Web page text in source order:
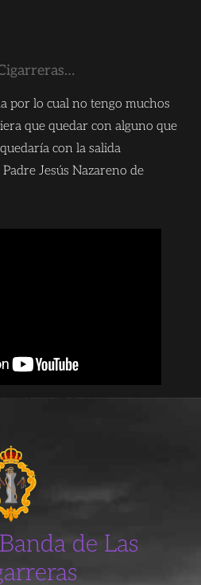
por lo cual no tengo muchos
que quedar con alguno que
con la salida
Jesús Nazareno de
de Las